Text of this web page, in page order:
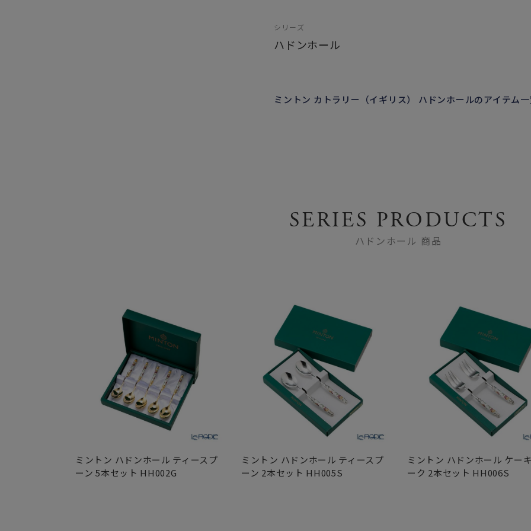
シリーズ
ハドンホール
ミントン カトラリー（イギリス） ハドンホールのアイテム
SERIES PRODUCTS
ハドンホール 商品
ミントン ハドンホール ティースプ
ーン 5本セット HH002G
ミントン ハドンホール ティースプ
ーン 2本セット HH005S
ミントン ハドンホール ケー
ーク 2本セット HH006S